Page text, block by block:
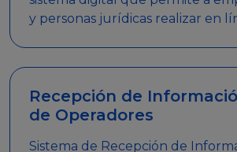
y personas jurídicas realizar en
Recepción de
de Operadores
Sistema de Recepción de